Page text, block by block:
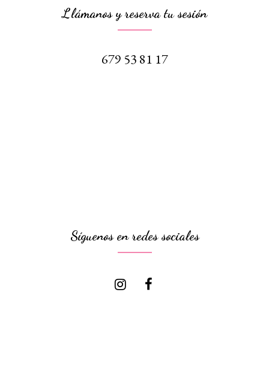
Llámanos y reserva tu sesión
679 53 81 17
Síguenos en redes sociales